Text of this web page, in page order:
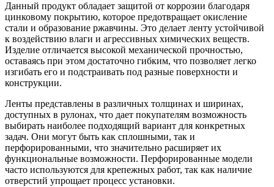
Данный продукт обладает защитой от коррозии благодаря
цинковому покрытию, которое предотвращает окисление
стали и образование ржавчины. Это делает ленту устойчивой
к воздействию влаги и агрессивных химических веществ.
Изделие отличается высокой механической прочностью,
оставаясь при этом достаточно гибким, что позволяет легко
изгибать его и подстраивать под разные поверхности и
конструкции.
Ленты представлены в различных толщинах и ширинах,
доступных в рулонах, что дает покупателям возможность
выбирать наиболее подходящий вариант для конкретных
задач. Они могут быть как сплошными, так и
перфорированными, что значительно расширяет их
функциональные возможности. Перфорированные модели
часто используются для крепежных работ, так как наличие
отверстий упрощает процесс установки.